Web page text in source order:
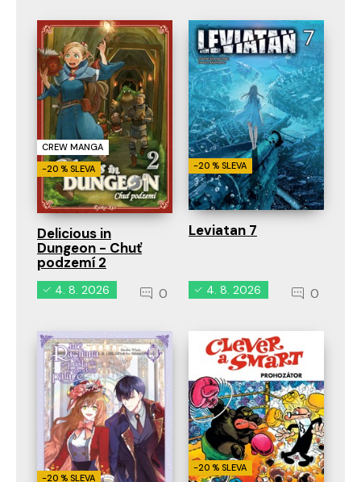
CREW MANGA
-20 % SLEVA
Delicious in
Dungeon - Chuť
podzemí 2
4. 8. 2026 0
-20 % SLEVA
Leviatan 7
4. 8. 2026 0
-20 % SLEVA
-20 % SLEVA